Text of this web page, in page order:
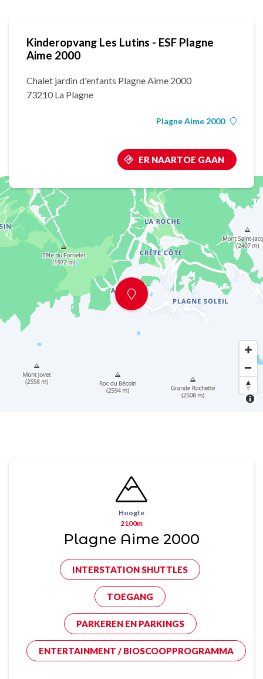
Kinderopvang Les Lutins - ESF Plagne
Aime 2000
Chalet jardin d'enfants Plagne Aime 2000
73210 La Plagne
Plagne Aime 2000
ER NAARTOE GAAN
Hoogte
2100m
Plagne Aime 2000
INTERSTATION SHUTTLES
TOEGANG
PARKEREN EN PARKINGS
ENTERTAINMENT / BIOSCOOPPROGRAMMA